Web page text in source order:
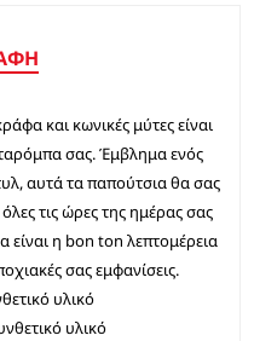
και κωνικές μύτες είναι
σας. Έμβλημα ενός
αυτά τα παπούτσια θα σας
τις ώρες της ημέρας σας
είναι η bon ton λεπτομέρεια
σας εμφανίσεις.
υλικό
υλικό